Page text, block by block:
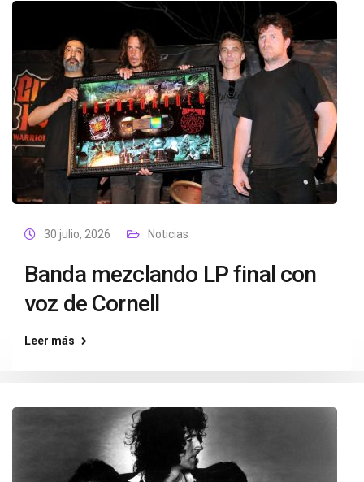
30 julio, 2026 Noticias
Banda mezclando LP final con
voz de Cornell
Leer más